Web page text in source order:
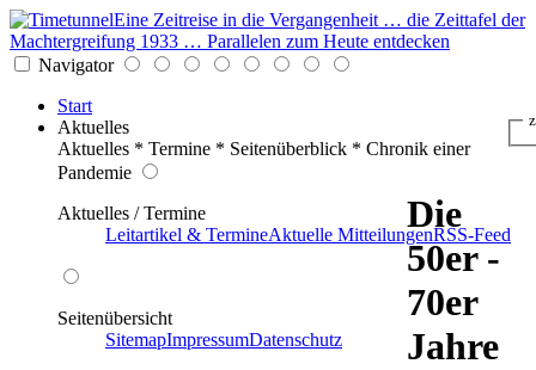
Eine Zeitreise in die Vergangenheit … die Zeittafel der
Machtergreifung 1933 … Parallelen zum Heute entdecken
Navigator
Start
Aktuelles
Aktuelles * Termine * Seitenüberblick * Chronik einer
Pandemie
Aktuelles / Termine
Leitartikel & TermineAktuelle MitteilungenRSS-Feed
Seitenübersicht
SitemapImpressumDatenschutz
Die
50er -
70er
Jahre